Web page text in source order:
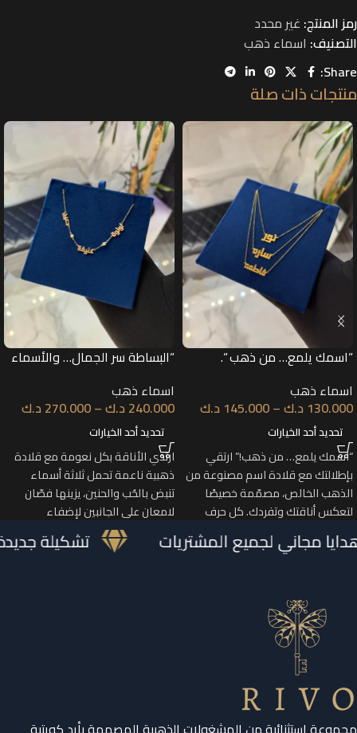
رمز المنتج: غير محدد
التصنيف: اسماء ذهب
Share:
منتجات ذات صلة
“اسمك يلمع… من ذهب “.
اسماء ذهب
130.000 د.ك–
145.000 د.ك
تحديد أحد الخيارات
“اسمك يلمع… من ذهب!” ارتقي
بإطلالتك مع قلادة اسم مصنوعة من
الذهب الخالص، مصمّمة خصيصًا
لتعكس أناقتك وتفردك. كل حرف
“البساطة سر الجمال… والأسماء
اسماء ذهب
240.000د.ك–
270.000د.ك
تحديد أحد الخيارات
ارتدي الأناقة بكل نعومة مع قلادة
ذهبية ناعمة تحمل ثلاثة أسماء
تنبض بالحُب والحنين، يزينها فصّان
لامعان على الجانبين لإضفاء
هدايا مجاني لجميع المشتريات تشكيلة